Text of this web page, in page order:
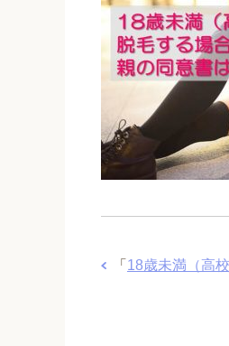
「 18歳未満（高